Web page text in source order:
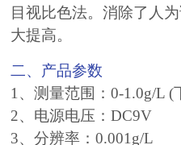
目视比色法。消除了人
大提高。
二、产品参数
1、测量范围：0-1.0g/L (
2、电源电压：DC9V
3、分辨率：0.001g/L